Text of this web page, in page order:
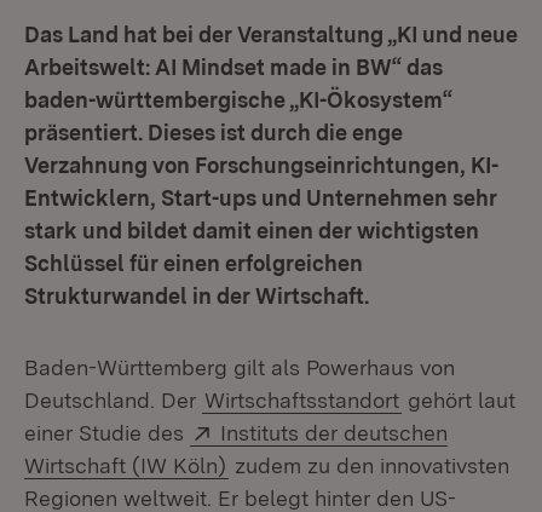
Das Land hat bei der Veranstaltung „KI und neue
Arbeitswelt: AI Mindset made in BW“ das
baden-württembergische „KI-Ökosystem“
präsentiert. Dieses ist durch die enge
Verzahnung von Forschungseinrichtungen, KI-
Entwicklern, Start-ups und Unternehmen sehr
stark und bildet damit einen der wichtigsten
Schlüssel für einen erfolgreichen
Strukturwandel in der Wirtschaft.
Baden-Württemberg gilt als Powerhaus von
Deutschland. Der Wirtschaftsstandort gehört laut
einer Studie des
Extern:
Instituts der deutschen
Wirtschaft (IW Köln) (Öffnet in neuem Fenster)
zudem zu den innovativsten
Regionen weltweit. Er belegt hinter den US-